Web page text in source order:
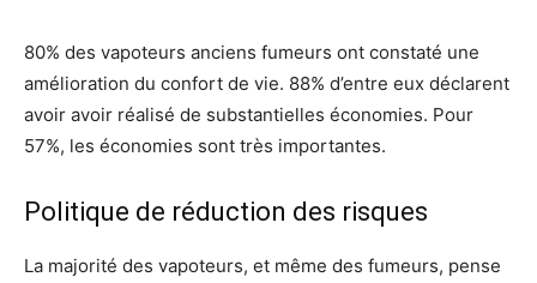
80% des vapoteurs anciens fumeurs ont constaté une
amélioration du confort de vie. 88% d’entre eux déclarent
avoir avoir réalisé de substantielles économies. Pour
57%, les économies sont très importantes.
Politique de réduction des risques
La majorité des vapoteurs, et même des fumeurs, pense